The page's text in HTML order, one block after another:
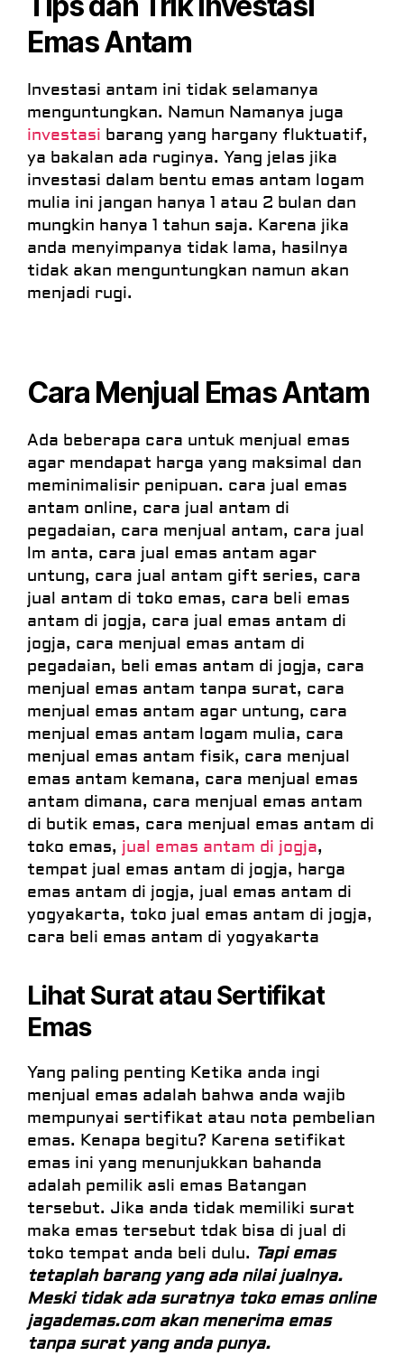
Emas Antam
Investasi antam ini tidak selamanya
menguntungkan. Namun Namanya juga
investasi barang yang hargany fluktuatif,
ya bakalan ada ruginya. Yang jelas jika
investasi dalam bentu emas antam logam
mulia ini jangan hanya 1 atau 2 bulan dan
mungkin hanya 1 tahun saja. Karena jika
anda menyimpanya tidak lama, hasilnya
tidak akan menguntungkan namun akan
menjadi rugi.
Cara Menjual Emas Antam
Ada beberapa cara untuk menjual emas
agar mendapat harga yang maksimal dan
meminimalisir penipuan. cara jual emas
antam online, cara jual antam di
pegadaian, cara menjual antam, cara jual
lm anta, cara jual emas antam agar
untung, cara jual antam gift series, cara
jual antam di toko emas, cara beli emas
antam di jogja, cara jual emas antam di
jogja, cara menjual emas antam di
pegadaian, beli emas antam di jogja, cara
menjual emas antam tanpa surat, cara
menjual emas antam agar untung, cara
menjual emas antam logam mulia, cara
menjual emas antam fisik, cara menjual
emas antam kemana, cara menjual emas
antam dimana, cara menjual emas antam
di butik emas, cara menjual emas antam di
toko emas, jual emas antam di jogja,
tempat jual emas antam di jogja, harga
emas antam di jogja, jual emas antam di
yogyakarta, toko jual emas antam di jogja,
cara beli emas antam di yogyakarta
Lihat Surat atau Sertifikat
Emas
Yang paling penting Ketika anda ingi
menjual emas adalah bahwa anda wajib
mempunyai sertifikat atau nota pembelian
emas. Kenapa begitu? Karena setifikat
emas ini yang menunjukkan bahanda
adalah pemilik asli emas Batangan
tersebut. Jika anda tidak memiliki surat
maka emas tersebut tdak bisa di jual di
toko tempat anda beli dulu. Tapi emas
tetaplah barang yang ada nilai jualnya.
Meski tidak ada suratnya toko emas online
jagademas.com akan menerima emas
tanpa surat yang anda punya.